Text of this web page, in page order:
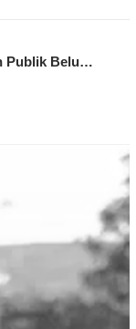
Publik Belu…